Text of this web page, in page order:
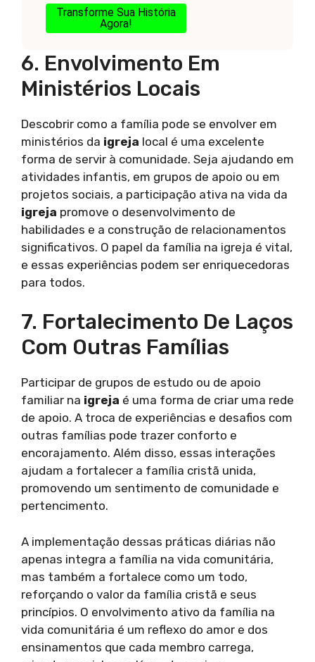
Transforme Sua História
Agora!
6. Envolvimento Em
Ministérios Locais
Descobrir como a família pode se envolver em
ministérios da igreja local é uma excelente
forma de servir à comunidade. Seja ajudando em
atividades infantis, em grupos de apoio ou em
projetos sociais, a participação ativa na vida da
igreja promove o desenvolvimento de
habilidades e a construção de relacionamentos
significativos. O papel da família na igreja é vital,
e essas experiências podem ser enriquecedoras
para todos.
7. Fortalecimento De Laços
Com Outras Famílias
Participar de grupos de estudo ou de apoio
familiar na igreja é uma forma de criar uma rede
de apoio. A troca de experiências e desafios com
outras famílias pode trazer conforto e
encorajamento. Além disso, essas interações
ajudam a fortalecer a família cristã unida,
promovendo um sentimento de comunidade e
pertencimento.
A implementação dessas práticas diárias não
apenas integra a família na vida comunitária,
mas também a fortalece como um todo,
reforçando o valor da família cristã e seus
princípios. O envolvimento ativo da família na
vida comunitária é um reflexo do amor e dos
ensinamentos que cada membro carrega,